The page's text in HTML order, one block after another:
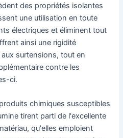
des propriétés isolantes
une utilisation en toute
électriques et éliminent tout
ainsi une rigidité
surtensions, tout en
contre les
ci.
chimiques susceptibles
tirent parti de l'excellente
qu'elles emploient